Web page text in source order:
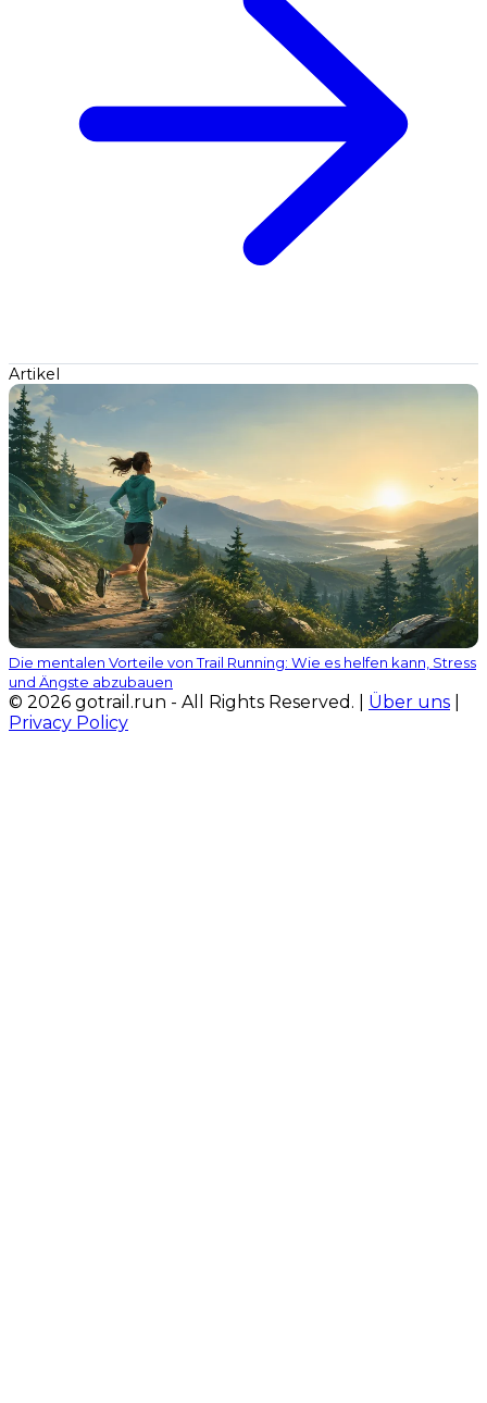
Artikel
Die mentalen Vorteile von Trail Running: Wie es helfen kann, Stress
und Ängste abzubauen
© 2026 gotrail.run - All Rights Reserved. | Über uns
Privacy Policy